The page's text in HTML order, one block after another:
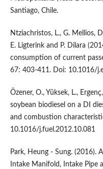
Santiago, Chile.
Ntziachristos, L., G. Mellios,
E. Ligterink and P. Dilara
consumption of current
67: 403-411. Doi: 10.1016/
Özener, O., Yüksek, L.,
soybean biodiesel on a DI
and combustion
10.1016/j.fuel.2012.10.081
Park, Heung - Sung. (2016).
Intake Manifold, Intake Pipe